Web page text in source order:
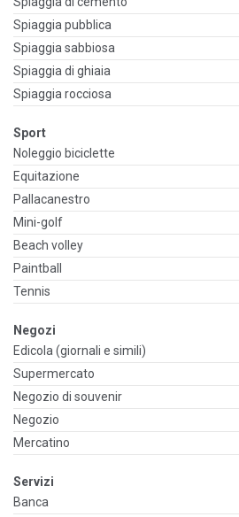
Spiaggia pubblica
Spiaggia sabbiosa
Spiaggia di ghiaia
Spiaggia rocciosa
Sport
Noleggio biciclette
Equitazione
Pallacanestro
Mini-golf
Beach volley
Paintball
Tennis
Negozi
Edicola (giornali e simili)
Supermercato
Negozio di souvenir
Negozio
Mercatino
Servizi
Banca